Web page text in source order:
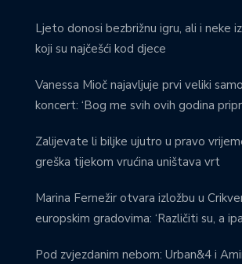
Ljeto donosi bezbrižnu igru, ali i neke
koji su najčešći kod djece
Vanessa Mioč najavljuje prvi veliki
koncert: ‘Bog me svih ovih godina
Zalijevate li biljke ujutro u pravo
greška tijekom vrućina uništava vrt
Marina Fernežir otvara izložbu u
europskim gradovima: ‘Različiti su, a
Pod zvjezdanim nebom: Urban&4 i